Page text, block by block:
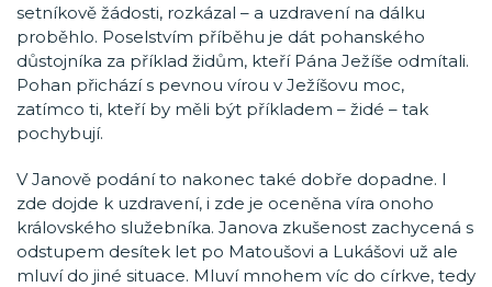
setníkově žádosti, rozkázal – a uzdravení na dálku
proběhlo. Poselstvím příběhu je dát pohanského
důstojníka za příklad židům, kteří Pána Ježíše odmítali.
Pohan přichází s pevnou vírou v Ježíšovu moc,
zatímco ti, kteří by měli být příkladem – židé – tak
pochybují.
V Janově podání to nakonec také dobře dopadne. I
zde dojde k uzdravení, i zde je oceněna víra onoho
královského služebníka. Janova zkušenost zachycená s
odstupem desítek let po Matoušovi a Lukášovi už ale
mluví do jiné situace. Mluví mnohem víc do církve, tedy